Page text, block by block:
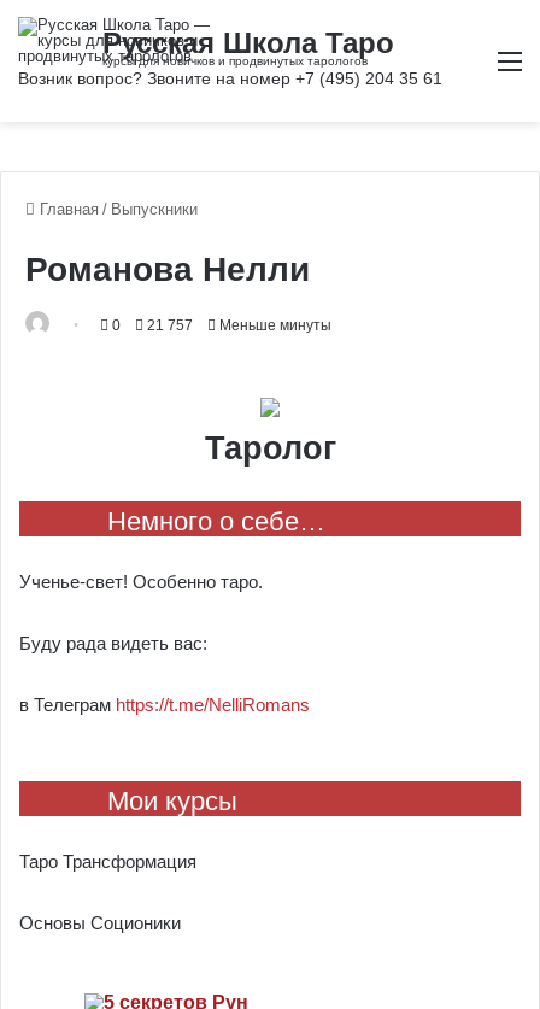
Главная / Выпускники
Романова Нелли
0 21 757 Меньше минуты
Таролог
Немного о себе…
Ученье-свет! Особенно таро.
Буду рада видеть вас:
в Телеграм https://t.me/NelliRomans
Мои курсы
Таро Трансформация
Основы Соционики